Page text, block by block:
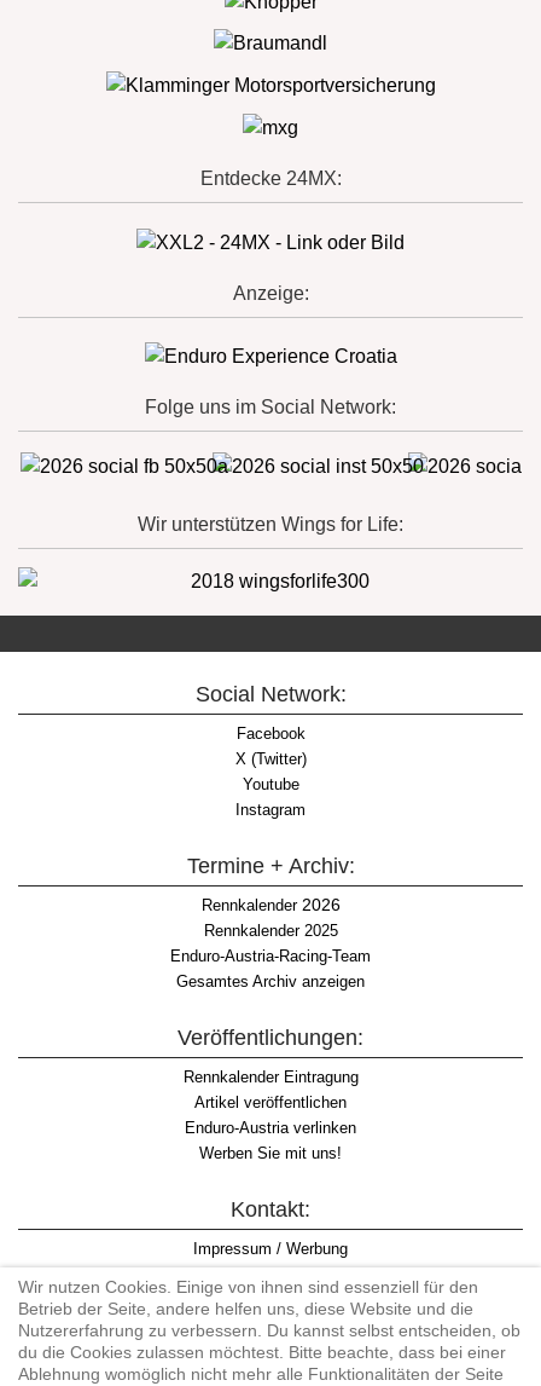
Entdecke 24MX:
Anzeige:
Folge uns im Social Network:
Wir unterstützen Wings for Life:
Social Network:
Facebook
X (Twitter)
Youtube
Instagram
Termine + Archiv:
Rennkalender2026
Rennkalender 2025
Enduro-Austria-Racing-Team
Gesamtes Archiv anzeigen
Veröffentlichungen:
Rennkalender Eintragung
Artikel veröffentlichen
Enduro-Austria verlinken
Werben Sie mit uns!
Kontakt:
Impressum / Werbung
Informationspflicht WKO
AGB
Wir nutzen Cookies. Einige von ihnen sind essenziell für den
Betrieb der Seite, andere helfen uns, diese Website und die
Nutzererfahrung zu verbessern. Du kannst selbst entscheiden, ob
du die Cookies zulassen möchtest. Bitte beachte, dass bei einer
Ablehnung womöglich nicht mehr alle Funktionalitäten der Seite